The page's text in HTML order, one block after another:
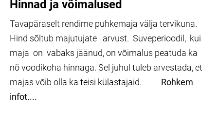
Hinnad ja võimalused
Tavapäraselt rendime puhkemaja välja tervikuna.
Hind sõltub majutujate arvust. Suveperioodil, kui
maja on vabaks jäänud, on võimalus peatuda ka
nö voodikoha hinnaga. Sel juhul tuleb arvestada, et
majas võib olla ka teisi külastajaid. Rohkem
infot....